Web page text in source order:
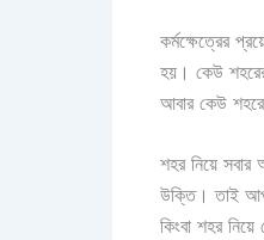
কর্মক্ষেত্রের
হয়। কেউ
আবার কেউ
শহর নিয়ে
উক্তি। তাই
কিংবা শহর